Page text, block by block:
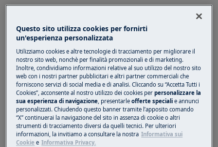
Frigorifero
Soluzione:
1. Controllare se l'alimentazione del prodotto
è stata interrotta.
2. Evitare di lasciare la porta aperta per
lunghi periodi di tempo.
3. Controllare se la porta è completamente
chiusa.
Questo sito utilizza cookies per fornirti
un'esperienza personalizzata
Utilizziamo cookies e altre tecnologie di tracciamento per migliorare il
nostro sito web, nonchè per finalità promozionali e di marketing.
Inoltre, condividiamo informazioni relative al suo utilizzo del nostro sito
web con i nostri partner pubblicitari e altri partner commerciali che
forniscono servizi di social media e di analisi. Cliccando su “Accetta Tutti i
Cookies”, acconsente al nostro utilizzo dei cookies perpersonalizzare la
sua esperienza di navigazione, presentarleofferte speciali e annunci
personalizzati. Chiudendo questo banner tramite l’apposito comando
“X” continuerai la navigazione del sito in assenza di cookie o altri
strumenti di tracciamento diversi da quelli tecnici. Per ulteriori
informazioni, la invitiamo a consultare la nostra Informativa sui
Cookie e Informativa Privacy.